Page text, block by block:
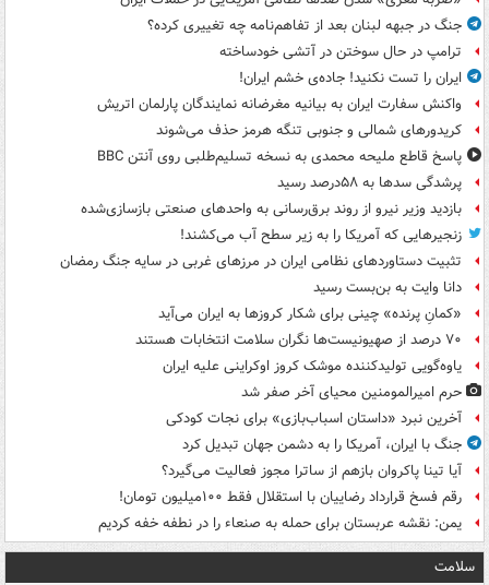
جنگ در جبهه لبنان بعد از تفاهم‌نامه چه تغییری کرده؟
ترامپ در حال سوختن در آتشی خودساخته
ایران را تست نکنید! جاده‌ی خشم ایران!
واکنش سفارت ایران به بیانیه مغرضانه نمایندگان پارلمان اتریش
کریدورهای شمالی و جنوبی تنگه هرمز حذف می‌شوند
پاسخ قاطع ملیحه محمدی به نسخه تسلیم‌طلبی روی آنتن BBC
پرشدگی سدها به ۵۸درصد رسید
بازدید وزیر نیرو از روند برق‌رسانی به واحدهای صنعتی بازسازی‌شده
زنجیرهایی که آمریکا را به زیر سطح آب می‌کشند!
تثبیت دستاوردهای نظامی ایران در مرزهای غربی در سایه جنگ رمضان
دانا وایت به بن‌بست رسید
«کمانِ پرنده» چینی برای شکار کروزها به ایران می‌آید
۷۰ درصد از صهیونیست‌ها نگران سلامت انتخابات هستند
یاوه‌گویی تولیدکننده موشک کروز اوکراینی علیه ایران
حرم امیرالمومنین محیای آخر صفر شد
آخرین نبرد «داستان اسباب‌بازی» برای نجات کودکی
جنگ با ایران، آمریکا را به دشمن جهان تبدیل کرد
آیا تینا پاکروان بازهم از ساترا مجوز فعالیت می‌گیرد؟
رقم فسخ قرارداد رضاییان با استقلال فقط ۱۰۰میلیون تومان!
یمن: نقشه عربستان برای حمله به صنعاء را در نطفه خفه کردیم
سلامت